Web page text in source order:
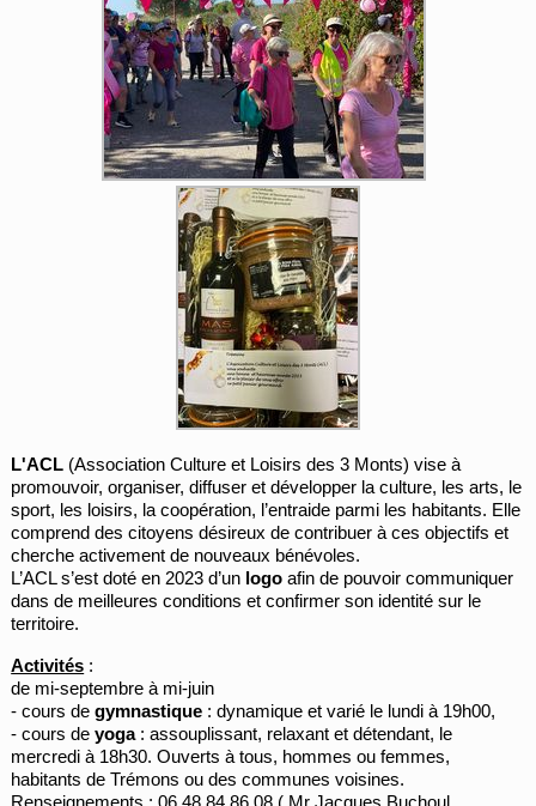
L'ACL (Association Culture et Loisirs des 3 Monts) vise à
promouvoir, organiser, diffuser et développer la culture, les arts, le
sport, les loisirs, la coopération, l’entraide parmi les habitants. Elle
comprend des citoyens désireux de contribuer à ces objectifs et
cherche activement de nouveaux bénévoles.
L’ACL s’est doté en 2023 d’un logo afin de pouvoir communiquer
dans de meilleures conditions et confirmer son identité sur le
territoire.
Activités :
de mi-septembre à mi-juin
- cours degymnastique : dynamique et varié le lundi à 19h00,
- cours deyoga: assouplissant, relaxant et détendant, le
mercredi à 18h30. Ouverts à tous, hommes ou femmes,
habitants de Trémons ou des communes voisines.